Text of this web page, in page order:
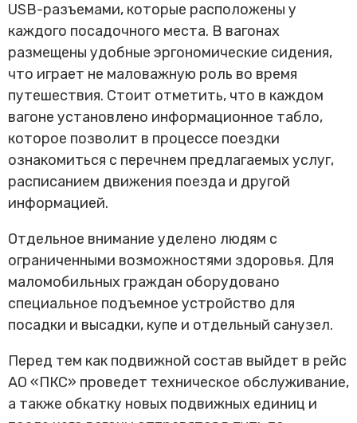
USB-разъемами, которые расположены у
каждого посадочного места. В вагонах
размещены удобные эргономические сидения,
что играет не маловажную роль во время
путешествия. Стоит отметить, что в каждом
вагоне установлено информационное табло,
которое позволит в процессе поездки
ознакомиться с перечнем предлагаемых услуг,
расписанием движения поезда и другой
информацией.
Отдельное внимание уделено людям с
ограниченными возможностями здоровья. Для
маломобильных граждан оборудовано
специальное подъемное устройство для
посадки и высадки, купе и отдельный санузел.
Перед тем как подвижной состав выйдет в рейс
АО «ПКС» проведет техническое обслуживание,
а также обкатку новых подвижных единиц и